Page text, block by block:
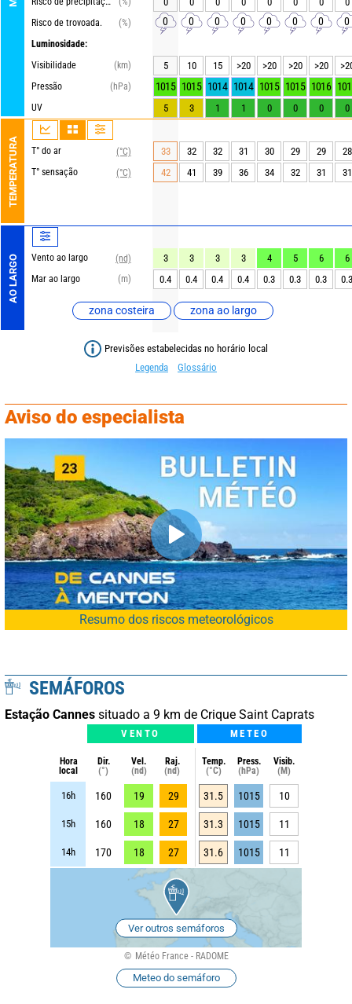
Risco de trovoada.
(%)
Luminosidade:
Visibilidade
(km)
Pressão
(hPa)
UV
TEMPERATURA T° do ar
(°C)
T° sensação
(°C)
AO LARGO Vento ao largo
(nd)
Mar ao largo
(m)
zona costeira zona ao largo
0 0 0 0 0 0 0 0
5 10 15 >20 >20 >20 >20
1015 1015 1014 1014 1015 1015 1016
5 3 1 1 0 0 0 0
33 32 32 31 30 29 29
28
42
41 39 36 34 32 31 31
3 3 3 3 4 5 6
6
0.4
0.4 0.4 0.4 0.3 0.3 0.3 0.3
Previsões estabelecidas no horário local
Legenda
Glossário
Aviso do especialista
Resumo dos riscos meteorológicos
SEMÁFOROS
Estação Cannes situado a 9 km de Crique Saint Caprats
VENTO METEO
Hora
local
Dir.
(°)
Vel.
(nd)
Raj.
(nd)
Temp.
(°C)
Press.
(hPa)
Visib.
(M)
16h 160 19 29 31.5 1015 10
15h 160 18 27 31.3 1015 11
14h 170 18 27 31.6 1015 11
Ver outros semáforos
Météo France - RADOME
Meteo do semáforo